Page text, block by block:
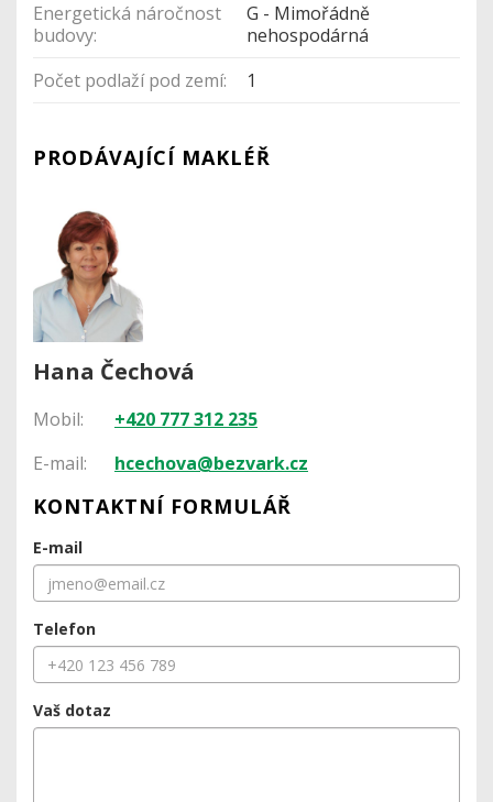
Energetická náročnost
budovy:
G - Mimořádně
nehospodárná
Počet podlaží pod zemí:
1
PRODÁVAJÍCÍ MAKLÉŘ
Hana Čechová
Mobil:
+420 777 312 235
E-mail:
hcechova@bezvark.cz
KONTAKTNÍ FORMULÁŘ
E-mail
Telefon
Vaš dotaz